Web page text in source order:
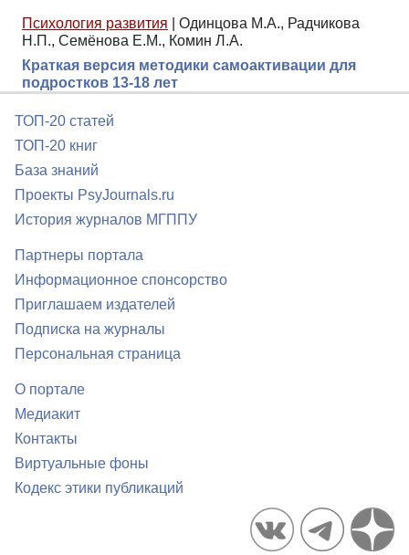
Психология развития
Одинцова М.А., Радчикова
Н.П., Семёнова Е.М., Комин Л.А.
Краткая версия методики самоактивации для
подростков 13-18 лет
ТОП-20 статей
ТОП-20 книг
База знаний
Проекты PsyJournals.ru
История журналов МГППУ
Партнеры портала
Информационное спонсорство
Приглашаем издателей
Подписка на журналы
Персональная страница
О портале
Медиакит
Контакты
Виртуальные фоны
Кодекс этики публикаций